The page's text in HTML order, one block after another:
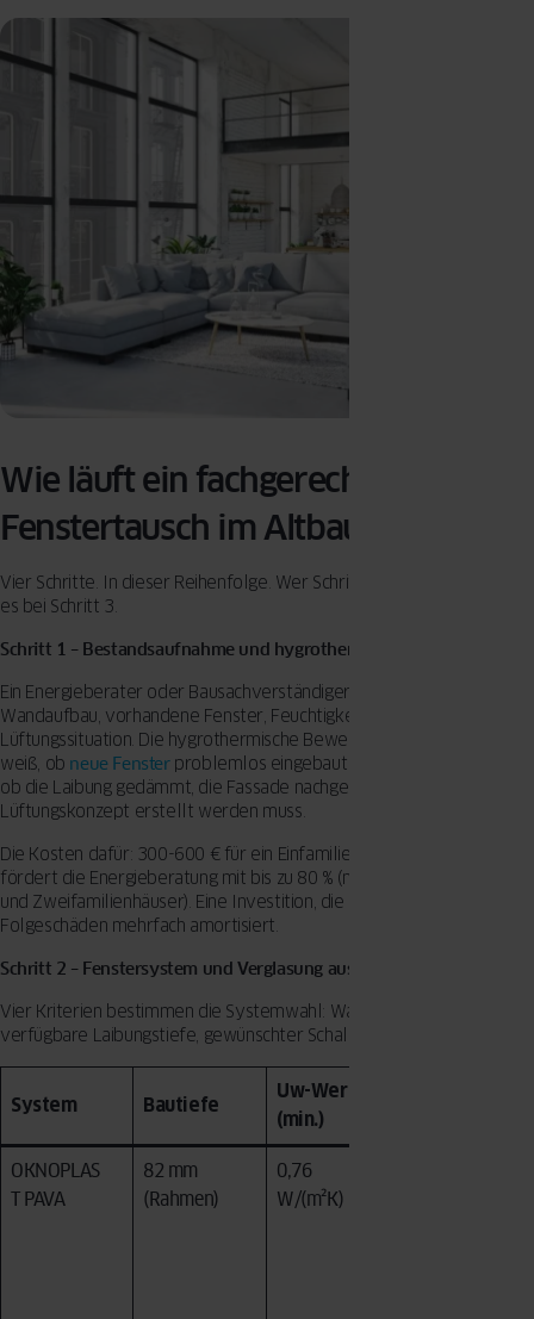
Wie läuft ein fachgerechter
Fenstertausch im Altbau ab?
Vier Schritte. In dieser Reihenfolge. Wer Schritt 1 überspringt, bereut
es bei Schritt 3.
Schritt 1 – Bestandsaufnahme und hygrothermische Bewertung
Ein Energieberater oder Bausachverständiger prüft den Ist-Zustand:
Wandaufbau, vorhandene Fenster, Feuchtigkeit, Wärmebrücken,
Lüftungssituation. Die hygrothermische Bewertung zeigt schwarz auf
weiß, ob neue Fensterproblemlos eingebaut werden können – oder
ob die Laibung gedämmt, die Fassade nachgerüstet oder ein
Lüftungskonzept erstellt werden muss.
Die Kosten dafür: 300-600 € für ein Einfamilienhaus. Die BAFA
fördert die Energieberatung mit bis zu 80 % (maximal 1.300 € für Ein-
und Zweifamilienhäuser). Eine Investition, die sich über vermiedene
Folgeschäden mehrfach amortisiert.
Schritt 2 – Fenstersystem und Verglasung auswählen
Vier Kriterien bestimmen die Systemwahl: Wand-U-Wert,
verfügbare Laibungstiefe, gewünschter Schallschutz und Budget.
System Bautiefe
Uw-Wert
(min.)
OKNOPLAS
T PAVA
82 mm
(Rahmen)
0,76
W/(m²K)